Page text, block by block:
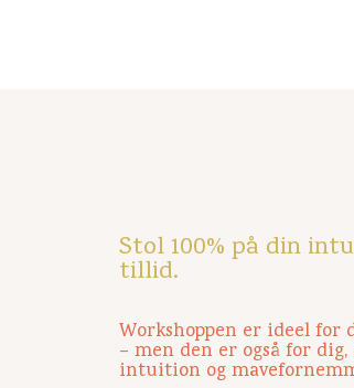
Stol 100% på din
tillid.
Workshoppen er ideel for
– men den er også for
intuition og